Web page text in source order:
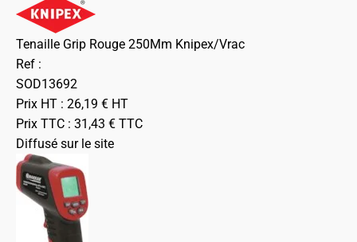
Tenaille Grip Rouge 250Mm Knipex/Vrac
Ref :
SOD13692
Prix HT : 26,19 € HT
Prix TTC : 31,43 € TTC
Diffusé sur le site